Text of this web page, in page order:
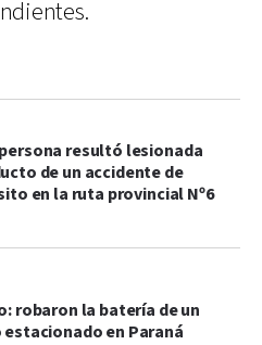
resultó lesionada
de un accidente de
en la ruta provincial Nº6
robaron la batería de un
en Paraná